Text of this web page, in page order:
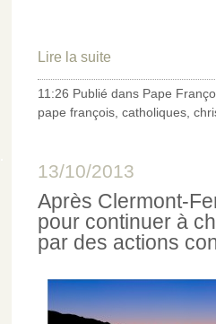
Lire la suite
11:26 Publié dans Pape
pape françois catholiques
13/10/2013
Après Clermont-
pour continuer à
par des actions